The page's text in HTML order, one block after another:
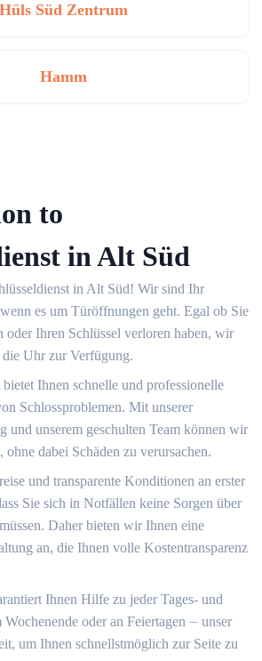
Hüls Süd Zentrum
Hamm
to
in Alt Süd
in Alt Süd!​ Wir sind Ihr
es um Türöffnungen geht.​ Egal ob Sie
oder Ihren Schlüssel verloren haben, wir
Uhr zur Verfügung.​
Ihnen schnelle und professionelle
Schlossproblemen.​ Mit unserer
und unserem geschulten Team können wir
dabei Schäden zu verursachen.​
und transparente Konditionen an erster
Sie sich in Notfällen keine Sorgen über
Daher bieten wir Ihnen eine
an, die Ihnen volle Kostentransparenz
Ihnen Hilfe zu jeder Tages- und
oder an Feiertagen ⏤ unser
um Ihnen schnellstmöglich zur Seite zu